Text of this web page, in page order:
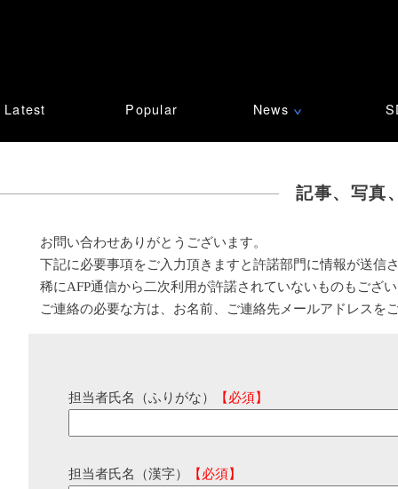
Latest Popular News ∨
記事、写真
お問い合わせありがとうございます。
下記に必要事項をご入力頂きますと許諾部門に情報が送信
稀にAFP通信から二次利用が許諾されていないものもござ
ご連絡の必要な方は、お名前、ご連絡先メールアドレスを
担当者氏名（ふりがな） 【必須】
担当者氏名（漢字） 【必須】